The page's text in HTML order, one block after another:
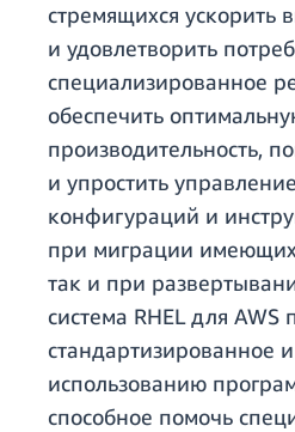
стремящихся ускорить
и удовлетворить
специализированное
обеспечить
производительность,
и упростить
конфигураций и
при миграции
так и при
система RHEL для AWS
стандартизированное
использованию
способное помочь